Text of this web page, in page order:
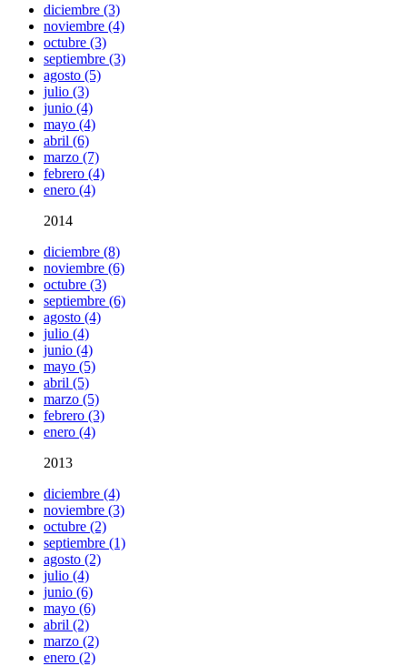
diciembre (3)
noviembre (4)
octubre (3)
septiembre (3)
agosto (5)
julio (3)
junio (4)
mayo (4)
abril (6)
marzo (7)
febrero (4)
enero (4)
2014
diciembre (8)
noviembre (6)
octubre (3)
septiembre (6)
agosto (4)
julio (4)
junio (4)
mayo (5)
abril (5)
marzo (5)
febrero (3)
enero (4)
2013
diciembre (4)
noviembre (3)
octubre (2)
septiembre (1)
agosto (2)
julio (4)
junio (6)
mayo (6)
abril (2)
marzo (2)
enero (2)